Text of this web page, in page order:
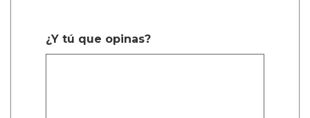
¿Y tú que opinas?